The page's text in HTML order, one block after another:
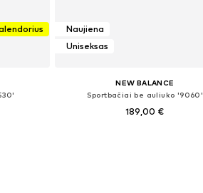
Naujiena
Uniseksas
NEW BALANCE
Sportbačiai be auliuko '9060'
189,00 €